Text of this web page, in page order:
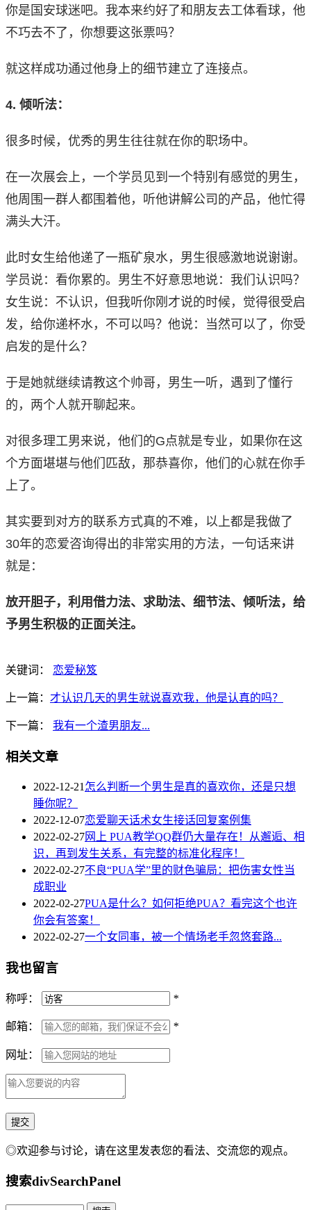
你是国安球迷吧。我本来约好了和朋友去工体看球，他
不巧去不了，你想要这张票吗？
就这样成功通过他身上的细节建立了连接点。
4. 倾听法：
很多时候，优秀的男生往往就在你的职场中。
在一次展会上，一个学员见到一个特别有感觉的男生，
他周围一群人都围着他，听他讲解公司的产品，他忙得
满头大汗。
此时女生给他递了一瓶矿泉水，男生很感激地说谢谢。
学员说：看你累的。男生不好意思地说：我们认识吗？
女生说：不认识，但我听你刚才说的时候，觉得很受启
发，给你递杯水，不可以吗？他说：当然可以了，你受
启发的是什么？
于是她就继续请教这个帅哥，男生一听，遇到了懂行
的，两个人就开聊起来。
对很多理工男来说，他们的G点就是专业，如果你在这
个方面堪堪与他们匹敌，那恭喜你，他们的心就在你手
上了。
其实要到对方的联系方式真的不难，以上都是我做了
30年的恋爱咨询得出的非常实用的方法，一句话来讲
就是：
放开胆子，利用借力法、求助法、细节法、倾听法，给
予男生积极的正面关注。
关键词： 恋爱秘笈
上一篇： 才认识几天的男生就说喜欢我，他是认真的吗？
下一篇： 我有一个渣男朋友...
相关文章
2022-12-21 怎么判断一个男生是真的喜欢你，还是只想
睡你呢？
2022-12-07恋爱聊天话术女生接话回复案例集
2022-02-27网上 PUA教学QQ群仍大量存在！从邂逅、相
识，再到发生关系，有完整的标准化程序！
2022-02-27不良“PUA学”里的财色骗局：把伤害女性当
成职业
2022-02-27PUA是什么？如何拒绝PUA？看完这个也许
你会有答案！
2022-02-27一个女同事，被一个情场老手忽悠套路...
我也留言
称呼： *
邮箱： *
网址：
◎欢迎参与讨论，请在这里发表您的看法、交流您的观点。
搜索divSearchPanel